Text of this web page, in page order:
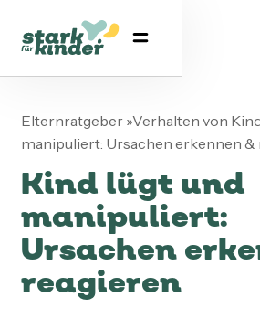
Elternratgeber »Verhalten von
manipuliert: Ursachen erkennen &
Kind lügt und
manipuliert:
Ursachen
reagieren